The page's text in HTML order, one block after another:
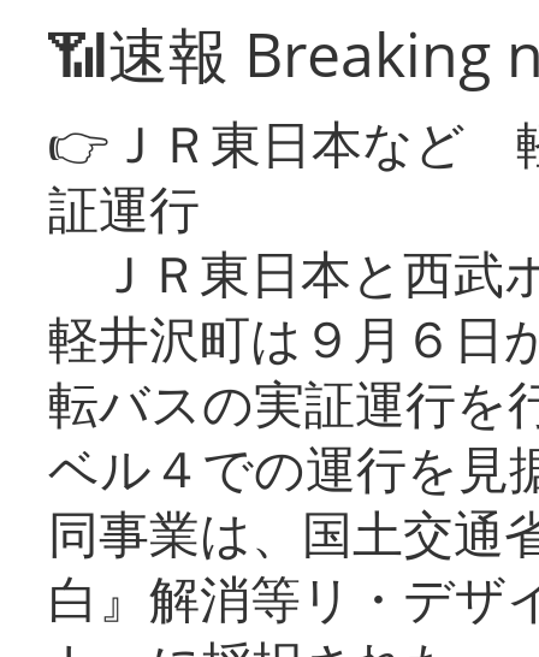
📶速報 Breaking
👉ＪＲ東日本など
証運行
ＪＲ東日本と西武
軽井沢町は９月６日
転バスの実証運行を
ベル４での運行を見
同事業は、国土交通
白』解消等リ・デザ